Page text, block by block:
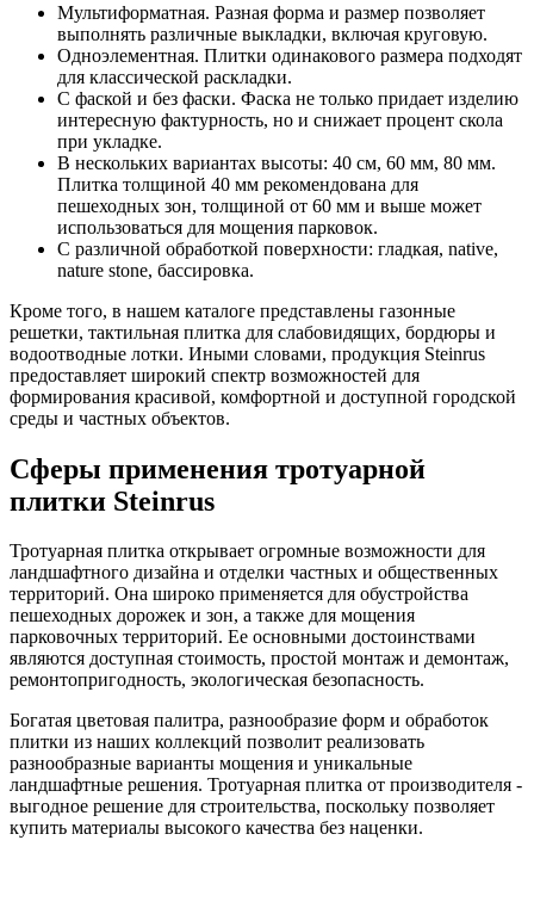
Мультиформатная. Разная форма и размер позволяет
выполнять различные выкладки, включая круговую.
Одноэлементная. Плитки одинакового размера подходят
для классической раскладки.
С фаской и без фаски. Фаска не только придает изделию
интересную фактурность, но и снижает процент скола
при укладке.
В нескольких вариантах высоты: 40 см, 60 мм, 80 мм.
Плитка толщиной 40 мм рекомендована для
пешеходных зон, толщиной от 60 мм и выше может
использоваться для мощения парковок.
С различной обработкой поверхности: гладкая, native,
nature stone, бассировка.
Кроме того, в нашем каталоге представлены газонные
решетки, тактильная плитка для слабовидящих, бордюры и
водоотводные лотки. Иными словами, продукция Steinrus
предоставляет широкий спектр возможностей для
формирования красивой, комфортной и доступной городской
среды и частных объектов.
Сферы применения тротуарной
плитки Steinrus
Тротуарная плитка открывает огромные возможности для
ландшафтного дизайна и отделки частных и общественных
территорий. Она широко применяется для обустройства
пешеходных дорожек и зон, а также для мощения
парковочных территорий. Ее основными достоинствами
являются доступная стоимость, простой монтаж и демонтаж,
ремонтопригодность, экологическая безопасность.
Богатая цветовая палитра, разнообразие форм и обработок
плитки из наших коллекций позволит реализовать
разнообразные варианты мощения и уникальные
ландшафтные решения. Тротуарная плитка от производителя -
выгодное решение для строительства, поскольку позволяет
купить материалы высокого качества без наценки.